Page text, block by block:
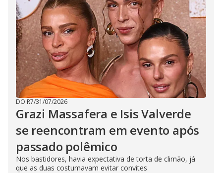
DO R7/31/07/2026
Grazi Massafera e Isis Valverde
se reencontram em evento após
passado polêmico
Nos bastidores, havia expectativa de torta de climão, já
que as duas costumavam evitar convites